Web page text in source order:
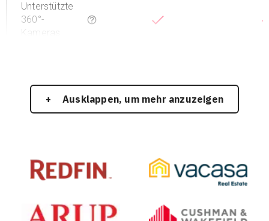
Unterstützte
360°-
Kameras
Tooltip
Ausklappen, um mehr anzuzeigen